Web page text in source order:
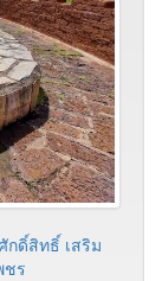
ดิ์สิทธิ์ เสริม
ชร